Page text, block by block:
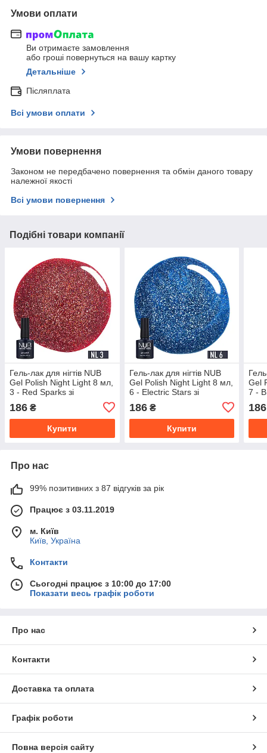
Умови оплати
Ви отримаєте замовлення
або гроші повернуться на вашу картку
Детальніше
Післяплата
Всі умови оплати
Умови повернення
Законом не передбачено повернення та обмін даного товару
належної якості
Всі умови повернення
Подібні товари компанії
Гель-лак для нігтів NUB
Gel Polish Night Light 8 мл,
3 - Red Sparks зі
ефектом
186 ₴
Купити
Гель-лак для нігтів NUB
Gel Polish Night Light 8 мл,
6 - Electric Stars зі
ефектом
186₴
Купити
Gel
7 -
186
Про нас
99% позитивних з 87 відгуків за рік
Працює з 03.11.2019
м. Київ
Київ, Україна
Контакти
Сьогодні працює з 10:00 до 17:00
Показати весь графік роботи
Про нас
Контакти
Доставка та оплата
Графік роботи
Повна версія сайту